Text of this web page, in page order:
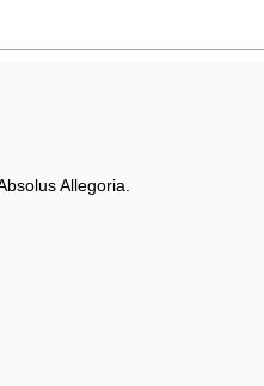
Allegoria.